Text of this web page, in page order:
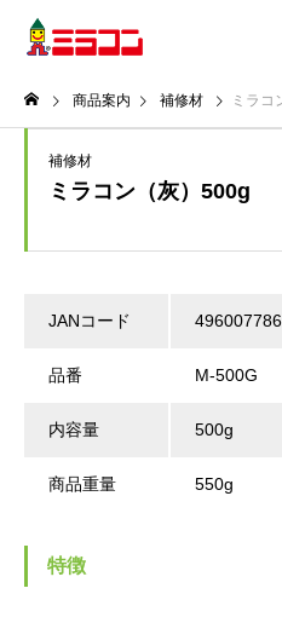
商品案内 補修材 ミラコ
補修材
ミラコン（灰）500g
JANコード
品番 M-500G
内容量 500g
商品重量 550g
特徴